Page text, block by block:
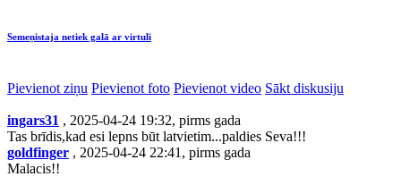
Semeņistaja netiek galā ar virtuli
Pievienot ziņu Pievienot foto Pievienot video Sākt diskusiju
ingars31 , 2025-04-24 19:32, pirms gada
Tas brīdis,kad esi lepns būt latvietim...paldies Seva!!!
goldfinger , 2025-04-24 22:41, pirms gada
Malacis!!